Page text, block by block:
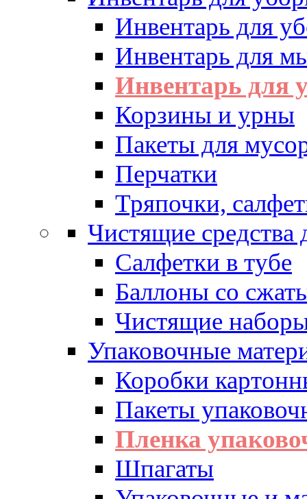
Инвентарь для
Инвентарь для
Инвентарь для
Корзины и урны
Пакеты для
Перчатки
Тряпочки,
Чистящие средства
Салфетки в тубе
Баллоны со
Чистящие
Упаковочные
Коробки
Пакеты
Пленка
Шпагаты